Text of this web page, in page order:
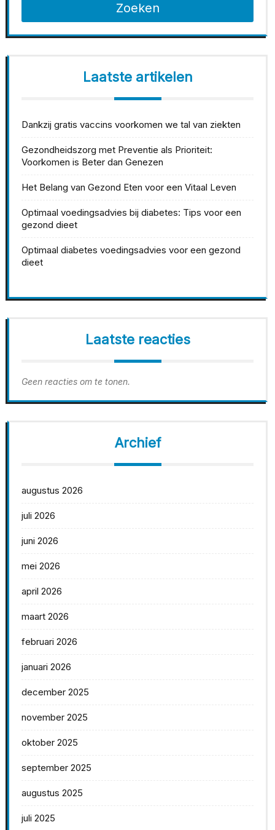
Zoeken
Laatste artikelen
Dankzij gratis vaccins voorkomen we tal van ziekten
Gezondheidszorg met Preventie als Prioriteit:
Voorkomen is Beter dan Genezen
Het Belang van Gezond Eten voor een Vitaal Leven
Optimaal voedingsadvies bij diabetes: Tips voor een
gezond dieet
Optimaal diabetes voedingsadvies voor een gezond
dieet
Laatste reacties
Geen reacties om te tonen.
Archief
augustus 2026
juli 2026
juni 2026
mei 2026
april 2026
maart 2026
februari 2026
januari 2026
december 2025
november 2025
oktober 2025
september 2025
augustus 2025
juli 2025